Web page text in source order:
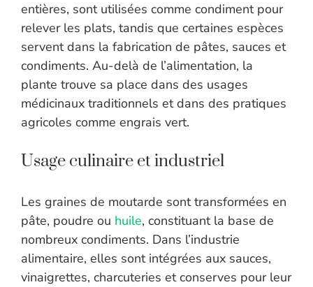
entières, sont utilisées comme condiment pour
relever les plats, tandis que certaines espèces
servent dans la fabrication de pâtes, sauces et
condiments. Au-delà de l’alimentation, la
plante trouve sa place dans des usages
médicinaux traditionnels et dans des pratiques
agricoles comme engrais vert.
Usage culinaire et industriel
Les graines de moutarde sont transformées en
pâte, poudre ou huile, constituant la base de
nombreux condiments. Dans l’industrie
alimentaire, elles sont intégrées aux sauces,
vinaigrettes, charcuteries et conserves pour leur